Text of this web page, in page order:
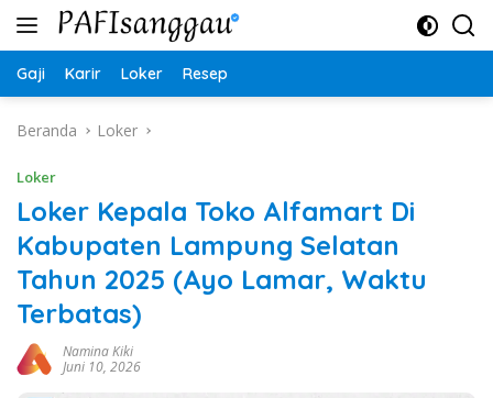
Langsung
Gaji Karir Loker Resep
Beranda Loker
Loker
Loker Kepala Toko Alfamart Di
Kabupaten Lampung Selatan
Tahun 2025 (Ayo Lamar, Waktu
Terbatas)
Namina Kiki
Juni 10, 2026